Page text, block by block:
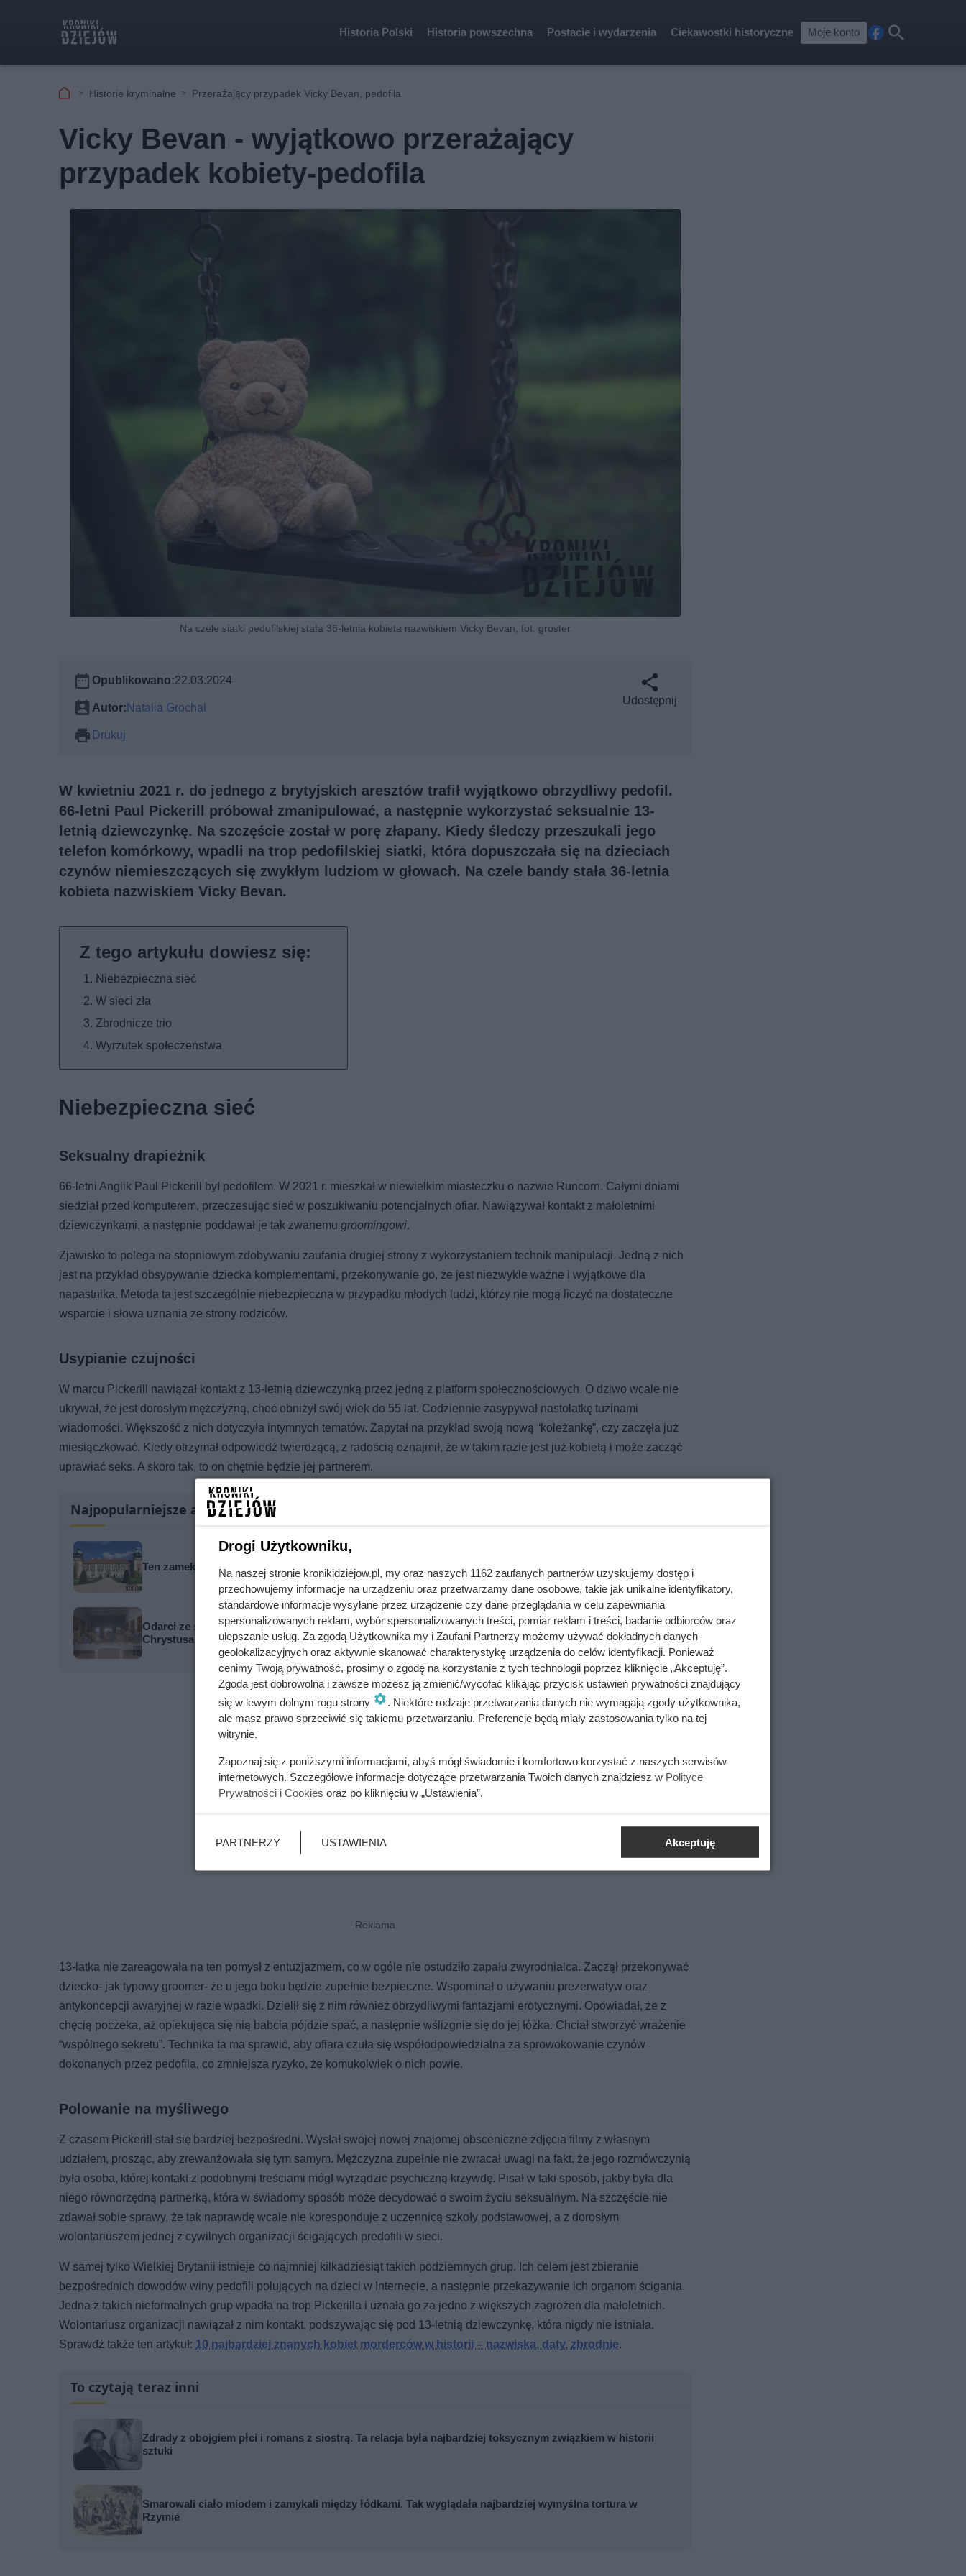
Historia Polski Historia powszechna Postacie i wydarzenia Ciekawostki historyczne Moje konto
cebkaj
Historie kryminalne Przerażający przypadek Vicky Bevan, pedofila
Vicky Bevan - wyjątkowo przerażający
przypadek kobiety-pedofila
Na czele siatki pedofilskiej stała 36-letnia kobieta nazwiskiem Vicky Bevan, fot. groster
Opublikowano:22.03.2024
Autor:Natalia Grochal
Drukuj
Udostępnij
W kwietniu 2021 r. do jednego z brytyjskich aresztów trafił wyjątkowo obrzydliwy pedofil.
66-letni Paul Pickerill próbował zmanipulować, a następnie wykorzystać seksualnie 13-
letnią dziewczynkę. Na szczęście został w porę złapany. Kiedy śledczy przeszukali jego
telefon komórkowy, wpadli na trop pedofilskiej siatki, która dopuszczała się na dzieciach
czynów niemieszczących się zwykłym ludziom w głowach. Na czele bandy stała 36-letnia
kobieta nazwiskiem Vicky Bevan.
Niebezpieczna sieć
W sieci zła
Zbrodnicze trio
Wyrzutek społeczeństwa
Niebezpieczna sieć
Seksualny drapieżnik
66-letni Anglik Paul Pickerill był pedofilem. W 2021 r. mieszkał w niewielkim miasteczku o nazwie Runcorn. Całymi dniami
siedział przed komputerem, przeczesując sieć w poszukiwaniu potencjalnych ofiar. Nawiązywał kontakt z małoletnimi
dziewczynkami, a następnie poddawał je tak zwanemu groomingowi.
Zjawisko to polega na stopniowym zdobywaniu zaufania drugiej strony z wykorzystaniem technik manipulacji. Jedną z nich
jest na przykład obsypywanie dziecka komplementami, przekonywanie go, że jest niezwykle ważne i wyjątkowe dla
napastnika. Metoda ta jest szczególnie niebezpieczna w przypadku młodych ludzi, którzy nie mogą liczyć na dostateczne
wsparcie i słowa uznania ze strony rodziców.
Usypianie czujności
W marcu Pickerill nawiązał kontakt z 13-letnią dziewczynką przez jedną z platform społecznościowych. O dziwo wcale nie
ukrywał, że jest dorosłym mężczyzną, choć obniżył swój wiek do 55 lat. Codziennie zasypywał nastolatkę tuzinami
wiadomości. Większość z nich dotyczyła intymnych tematów. Zapytał na przykład swoją nową “koleżankę”, czy zaczęła już
miesiączkować. Kiedy otrzymał odpowiedź twierdzącą, z radością oznajmił, że w takim razie jest już kobietą i może zacząć
uprawiać seks. A skoro tak, to on chętnie będzie jej partnerem.
Najpopularniejsze artykuły
Ten zamek był siedzibą największego warchoła Rzeczpospolitej. Potem stał się salonem Europy
Odarci ze skóry, rozcięci piłą i przybici do krzyża głową w dół. Mroczny i krwawy koniec uczniów
Chrystusa
13-latka nie zareagowała na ten pomysł z entuzjazmem, co w ogóle nie ostudziło zapału zwyrodnialca. Zaczął przekonywać
dziecko- jak typowy groomer- że u jego boku będzie zupełnie bezpieczne. Wspominał o używaniu prezerwatyw oraz
antykoncepcji awaryjnej w razie wpadki. Dzielił się z nim również obrzydliwymi fantazjami erotycznymi. Opowiadał, że z
chęcią poczeka, aż opiekująca się nią babcia pójdzie spać, a następnie wślizgnie się do jej łóżka. Chciał stworzyć wrażenie
“wspólnego sekretu”. Technika ta ma sprawić, aby ofiara czuła się współodpowiedzialna za sprowokowanie czynów
dokonanych przez pedofila, co zmniejsza ryzyko, że komukolwiek o nich powie.
Polowanie na myśliwego
Z czasem Pickerill stał się bardziej bezpośredni. Wysłał swojej nowej znajomej obsceniczne zdjęcia filmy z własnym
udziałem, prosząc, aby zrewanżowała się tym samym. Mężczyzna zupełnie nie zwracał uwagi na fakt, że jego rozmówczynią
była osoba, której kontakt z podobnymi treściami mógł wyrządzić psychiczną krzywdę. Pisał w taki sposób, jakby była dla
niego równorzędną partnerką, która w świadomy sposób może decydować o swoim życiu seksualnym. Na szczęście nie
zdawał sobie sprawy, że tak naprawdę wcale nie koresponduje z uczennicą szkoły podstawowej, a z dorosłym
wolontariuszem jednej z cywilnych organizacji ścigających predofili w sieci.
W samej tylko Wielkiej Brytanii istnieje co najmniej kilkadziesiąt takich podziemnych grup. Ich celem jest zbieranie
bezpośrednich dowodów winy pedofili polujących na dzieci w Internecie, a następnie przekazywanie ich organom ścigania.
Jedna z takich nieformalnych grup wpadła na trop Pickerilla i uznała go za jedno z większych zagrożeń dla małoletnich.
Wolontariusz organizacji nawiązał z nim kontakt, podszywając się pod 13-letnią dziewczynkę, która nigdy nie istniała.
Sprawdź także ten artykuł: 10 najbardziej znanych kobiet morderców w historii – nazwiska, daty, zbrodnie.
To czytają teraz inni
Zdrady z obojgiem płci i romans z siostrą. Ta relacja była najbardziej toksycznym związkiem w historii
sztuki
Smarowali ciało miodem i zamykali między łódkami. Tak wyglądała najbardziej wymyślna tortura w
Rzymie
Drogi Użytkowniku,
Na naszej stronie kronikidziejow.pl, my oraz naszych 1162 zaufanych partnerów uzyskujemy dostęp i
przechowujemy informacje na urządzeniu oraz przetwarzamy dane osobowe, takie jak unikalne identyfikatory,
standardowe informacje wysyłane przez urządzenie czy dane przeglądania w celu zapewniania
spersonalizowanych reklam, wybór spersonalizowanych treści, pomiar reklam i treści, badanie odbiorców oraz
ulepszanie usług. Za zgodą Użytkownika my i Zaufani Partnerzy możemy używać dokładnych danych
geolokalizacyjnych oraz aktywnie skanować charakterystykę urządzenia do celów identyfikacji. Ponieważ
cenimy Twoją prywatność, prosimy o zgodę na korzystanie z tych technologii poprzez kliknięcie „Akceptuję”.
Zgoda jest dobrowolna i zawsze możesz ją zmienić/wycofać klikając przycisk ustawień prywatności znajdujący
się w lewym dolnym rogu strony
. Niektóre rodzaje przetwarzania danych nie wymagają zgody użytkownika,
ale masz prawo sprzeciwić się takiemu przetwarzaniu. Preferencje będą miały zastosowania tylko na tej
witrynie.
Zapoznaj się z poniższymi informacjami, abyś mógł świadomie i komfortowo korzystać z naszych serwisów
internetowych. Szczegółowe informacje dotyczące przetwarzania Twoich danych znajdziesz w Polityce
Prywatności i Cookies oraz po kliknięciu w „Ustawienia”.
PARTNERZY USTAWIENIA Akceptuję